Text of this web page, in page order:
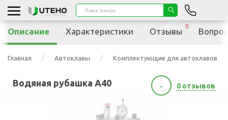
Главная Автоклавы Комплектующие для автоклавов
Водяная рубашка A40 - 0 отзывов
Описание Характеристики Отзывы
0